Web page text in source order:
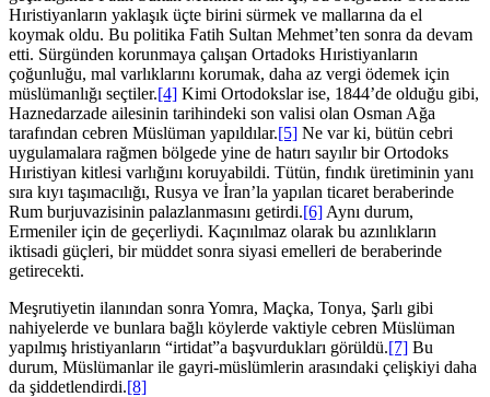
Hıristiyanların yaklaşık üçte birini sürmek ve mallarına da el
koymak oldu. Bu politika Fatih Sultan Mehmet’ten sonra da devam
etti. Sürgünden korunmaya çalışan Ortadoks Hıristiyanların
çoğunluğu, mal varlıklarını korumak, daha az vergi ödemek için
müslümanlığı seçtiler.[4] Kimi Ortodokslar ise, 1844’de olduğu gibi,
Haznedarzade ailesinin tarihindeki son valisi olan Osman Ağa
tarafından cebren Müslüman yapıldılar.[5] Ne var ki, bütün cebri
uygulamalara rağmen bölgede yine de hatırı sayılır bir Ortodoks
Hıristiyan kitlesi varlığını koruyabildi. Tütün, fındık üretiminin yanı
sıra kıyı taşımacılığı, Rusya ve İran’la yapılan ticaret beraberinde
Rum burjuvazisinin palazlanmasını getirdi.[6] Aynı durum,
Ermeniler için de geçerliydi. Kaçınılmaz olarak bu azınlıkların
iktisadi güçleri, bir müddet sonra siyasi emelleri de beraberinde
getirecekti.
Meşrutiyetin ilanından sonra Yomra, Maçka, Tonya, Şarlı gibi
nahiyelerde ve bunlara bağlı köylerde vaktiyle cebren Müslüman
yapılmış hristiyanların “irtidat”a başvurdukları görüldü.[7] Bu
durum, Müslümanlar ile gayri-müslümlerin arasındaki çelişkiyi daha
da şiddetlendirdi.[8]